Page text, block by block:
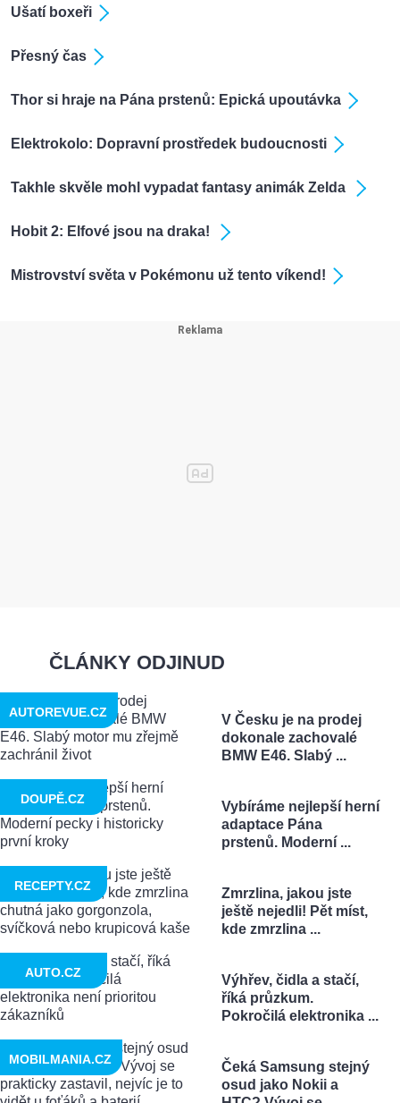
Ušatí boxeři
Přesný čas
Thor si hraje na Pána prstenů: Epická upoutávka
Elektrokolo: Dopravní prostředek budoucnosti
Takhle skvěle mohl vypadat fantasy animák Zelda
Hobit 2: Elfové jsou na draka!
Mistrovství světa v Pokémonu už tento víkend!
ČLÁNKY ODJINUD
V Česku je na prodej
dokonale zachovalé
BMW E46. Slabý ...
AUTOREVUE.CZ
Vybíráme nejlepší herní
adaptace Pána
prstenů. Moderní ...
DOUPĚ.CZ
Zmrzlina, jakou jste
ještě nejedli! Pět míst,
kde zmrzlina ...
RECEPTY.CZ
Výhřev, čidla a stačí,
říká průzkum.
Pokročilá elektronika ...
AUTO.CZ
Čeká Samsung stejný
osud jako Nokii a
MOBILMANIA.CZ